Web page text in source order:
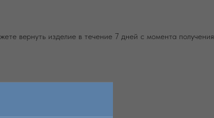
вернуть изделие в течение 7 дней с момента получения.